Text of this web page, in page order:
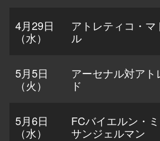
4月29日
（水）
アトレティコ・
ル
5月5日
（火）
アーセナル対ア
ド
5月6日
（水）
FCバイエルン・
サンジェルマン